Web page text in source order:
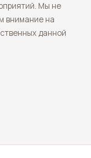
Мы не
внимание на
данной